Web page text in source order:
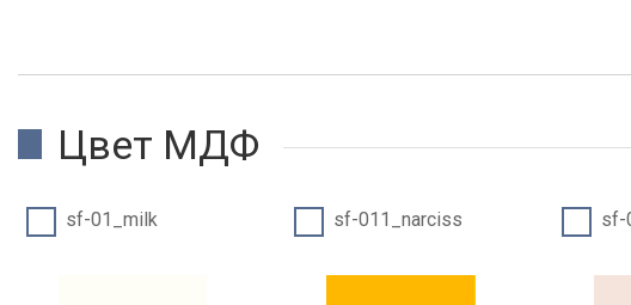
Цвет МДФ
sf-01_milk sf-011_narciss sf-